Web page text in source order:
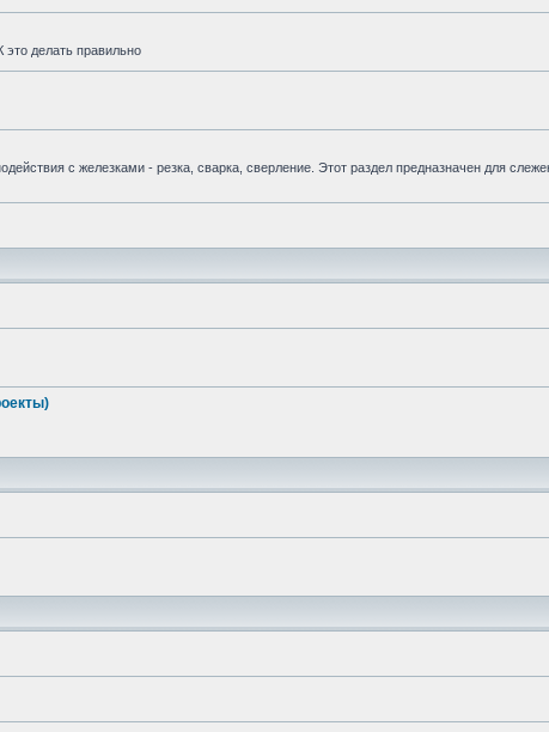
делать правильно
с железками - резка, сварка, сверление. Этот раздел предназначен для